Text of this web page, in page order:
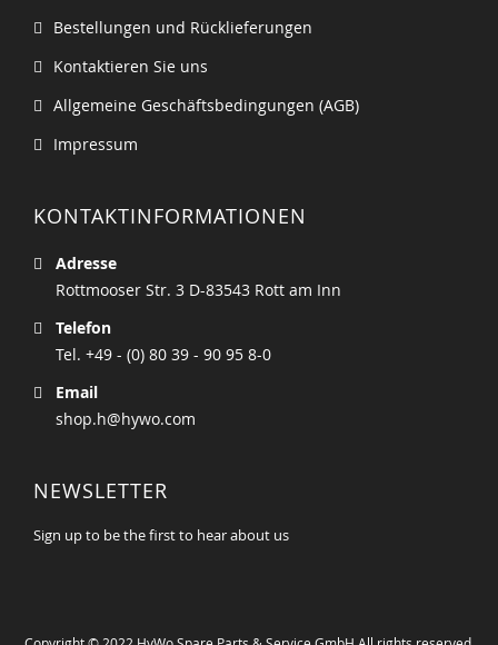
Bestellungen und Rücklieferungen
Kontaktieren Sie uns
Allgemeine Geschäftsbedingungen (AGB)
Impressum
KONTAKTINFORMATIONEN
Adresse
Rottmooser Str. 3 D-83543 Rott am Inn
Telefon
Tel. +49 - (0) 80 39 - 90 95 8-0
Email
shop.h@hywo.com
NEWSLETTER
Sign up to be the first to hear about us